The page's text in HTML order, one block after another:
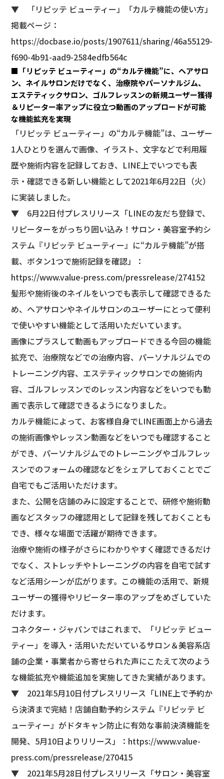
▼ 「リピッテ ビューティー」「カルテ機能の使い方」
掲載ページ：
https://docbase.io/posts/1907611/sharing/46a55129-
f690-4b91-aad9-2584edfb564c
■「リピッテ ビューティー」の“カルテ機能”に、ヘアサロ
ン、ネイルサロンだけでなく、治療院やパーソナルジム、
エステティックサロン、ゴルフレッスンの新規ユーザー獲得
＆リピーター率アップに役立つ動画のアップロードが可能
な機能拡充を実現
「リピッテ ビューティー」の“カルテ機能”は、ユーザー
1人ひとりを選んで画像、イラスト、文字などで利用履
歴や施術内容を記録しておき、LINE上でいつでも表
示・確認できる新しい機能として2021年6月22日（火）
に実装しました。
▼ 6月22日付プレスリリース「LINEの友だち登録で、
リピーターをがっちり囲い込み！サロン・美容室予約シ
ステム『リピッテ ビューティー』に“カルテ機能”が搭
載、ボタン1つで施術記録を確認」：
https://www.value-press.com/pressrelease/274152
髪形や施術後のネイルをいつでも表示して確認できるた
め、ヘアサロンやネイルサロンのユーザーにとって便利
で使いやすい機能として活用いただいています。
画像にプラスして動画もアップロードできる今回の機能
拡充で、治療院などでの治療内容、パーソナルジムでの
トレーニング内容、エステティックサロンでの施術内
容、ゴルフレッスンでのレッスン内容などをいつでも動
画で表示して確認できるようになりました。
カルテ機能によって、お客様自身でLINE画面上から過去
の施術画像やレッスン動画などをいつでも確認すること
ができ、パーソナルジムでのトレーニングやゴルフレッ
スンでのフォームの確認などをシェアしておくことでご
自宅でもご活用いただけます。
また、公開を店舗のみに設定することで、研修や施術動
画などスタッフの確認用として記録を残しておくことも
でき、様々な場面で活躍が期待できます。
治療や施術の様子がさらにわかりやすく確認できるだけ
でなく、ストレッチやトレーニングの内容を自宅で試す
など活用シーンが広がります。この機能の活用で、新規
ユーザーの獲得やリピーター率のアップをめざしていた
だけます。
コネクター・ジャパンではこれまで、「リピッテ ビュー
ティー」を導入・活用いただいているサロン＆美容系店
舗の企業・事業者から寄せられた声にこたえて次のよう
な機能拡充や機能追加を実施してきた実績があります。
▼ 2021年5月10日付プレスリリース「LINE上で予約か
ら決済まで完結！店舗自動予約システム『リピッテ ビ
ューティー』がドタキャン防止に有効な事前決済機能を
開発、5月10日よりリリース」： https://www.value-
press.com/pressrelease/270415
▼ 2021年5月28日付プレスリリース「サロン・美容室